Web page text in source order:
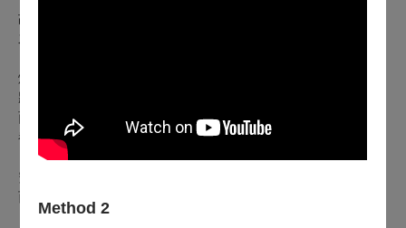
Method 2
故事的起點不在編劇的筆下，而掌握在台下每一位觀眾的提議
之中。
燈光暗下，危機四伏。隨著劇情的推演，錯綜複雜的角色關係
將被層層剝開，埋藏在日常底下的秘密與謊言也將逐漸浮出水
面。我們沒有預設的結局，每一次眼神的交會、每一個選擇，
都將像蝴蝶效應般，徹底顛覆故事的走向。
究竟是誰在最後一刻跨出了關鍵的一步？ 真相藏在細節裡，
而你，不只是旁觀者，更是這場完美犯罪的共犯。